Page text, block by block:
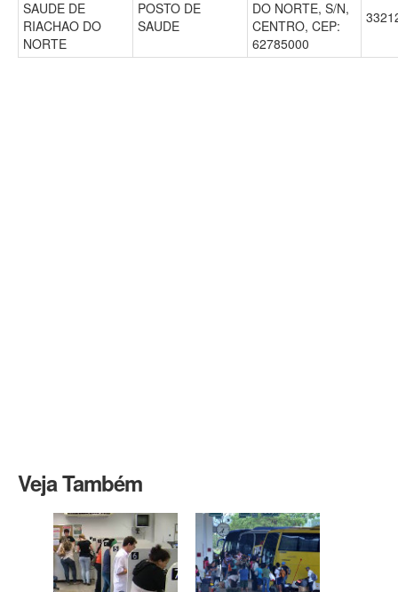
SAUDE DE
RIACHAO DO
NORTE
POSTO DE
SAUDE
DO NORTE, S/N,
CENTRO, CEP:
62785000
Veja Também